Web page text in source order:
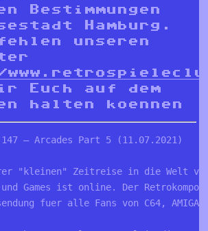
Bestimmungen
Hamburg.
unseren
Euch auf dem
halten koennen
- 147 – Arcades Part 5 (11.07.2021)
"kleinen" Zeitreise in die Welt
und Games ist online. Der
fuer alle Fans von C64, AMIGA,